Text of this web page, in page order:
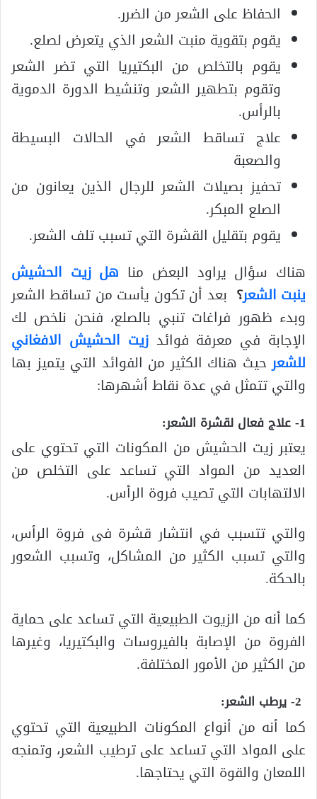
الحفاظ على الشعر من الضرر.
يقوم بتقوية منبت الشعر الذي يتعرض لصلع.
يقوم بالتخلص من البكتيريا التي تضر الشعر
وتقوم بتطهير الشعر وتنشيط الدورة الدموية
بالرأس.
علاج تساقط الشعر في الحالات البسيطة
والصعبة
تحفيز بصيلات الشعر للرجال الذين يعانون من
الصلع المبكر.
يقوم بتقليل القشرة التي تسبب تلف الشعر.
هناك سؤال يراود البعض منا هل زيت الحشيش
ينبت الشعر؟ بعد أن تكون يأست من تساقط الشعر
وبدء ظهور فراغات تنبي بالصلع، فنحن نلخص لك
الإجابة في معرفة فوائدزيت الحشيش الافغاني
للشعر حيث هناك الكثير من الفوائد التي يتميز بها
والتي تتمثل في عدة نقاط أشهرها:
1- علاج فعال لقشرة الشعر:
يعتبر زيت الحشيش من المكونات التي تحتوي على
العديد من المواد التي تساعد على التخلص من
الالتهابات التي تصيب فروة الرأس.
والتي تتسبب في انتشار قشرة فى فروة الرأس،
والتي تسبب الكثير من المشاكل، وتسبب الشعور
بالحكة.
كما أنه من الزيوت الطبيعية التي تساعد على حماية
الفروة من الإصابة بالفيروسات والبكتيريا، وغيرها
من الكثير من الأمور المختلفة.
كما أنه من أنواع المكونات الطبيعية التي تحتوي
على المواد التي تساعد على ترطيب الشعر، وتمنجه
اللمعان والقوة التي يحتاجها.